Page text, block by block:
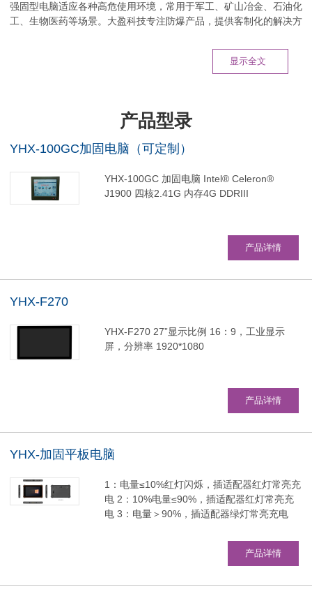
强固型电脑适应各种高危使用环境，常用于军工、矿山冶金、石油化
工、生物医药等场景。大盈科技专注防爆产品，提供客制化的解决方
显示全文
产品型录
YHX-100GC加固电脑（可定制）
YHX-100GC 加固电脑 Intel® Celeron®
J1900 四核2.41G 内存4G DDRIII
产品详情
YHX-F270
YHX-F270 27”显示比例 16：9，工业显示
屏，分辨率 1920*1080
产品详情
YHX-加固平板电脑
1：电量≤10%红灯闪烁，插适配器红灯常亮充
电 2：10%电量≤90%，插适配器红灯常亮充
电 3：电量＞90%，插适配器绿灯常亮充电
产品详情